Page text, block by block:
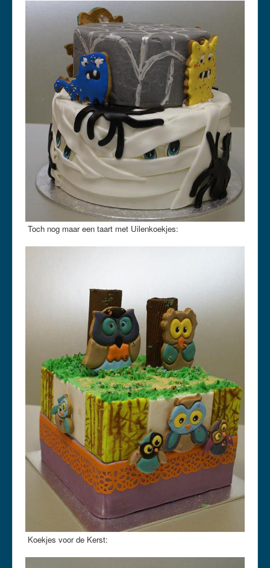
Toch nog maar een taart met Uilenkoekjes:
Koekjes voor de Kerst: